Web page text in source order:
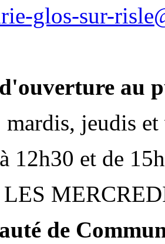
glos-sur-
au
jeudis et
12h30 et de
de